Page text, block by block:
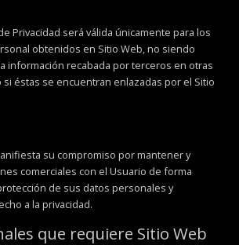
Privacidad será válida únicamente para los
obtenidos en Sitio Web, no siendo
información recabada por terceros en otras
éstas se encuentran enlazadas por el Sitio
su compromiso por mantener y
comerciales con el Usuario de forma
de sus datos personales y
a la privacidad.
que requiere Sitio Web